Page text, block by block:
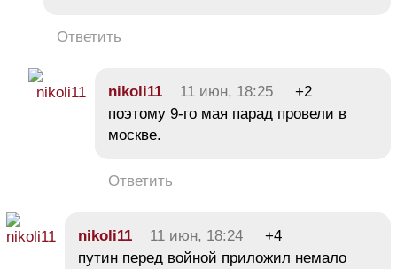
Ответить
nikoli11 11 июн, 18:25
+2
поэтому 9-го мая парад провели в
москве.
Ответить
nikoli11 11 июн, 18:24
+4
путин перед войной приложил немало